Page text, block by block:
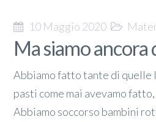
10 Maggio 2020
Ma siamo ancora
Abbiamo fatto tante di quelle
pasti come mai avevamo
Abbiamo soccorso bambini